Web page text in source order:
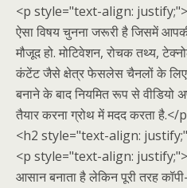
<p style="text-align:
ऐसा विषय चुनना जरूरी है जिसमें
मौजूद हो. मोटिवेशन, रोचक तथ्य,
कंटेंट जैसे क्षेत्र फेसलेस चैनलों के
बनाने के बाद नियमित रूप से
तैयार करना ग्रोथ में मदद करता है.</
<h2 style="text-align:
<p style="text-align:
आसान बनाता है लेकिन पूरी तरह